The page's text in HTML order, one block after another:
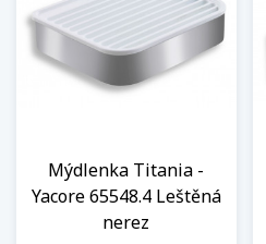
Mýdlenka Titania -
Yacore 65548.4 Leštěná
nerez